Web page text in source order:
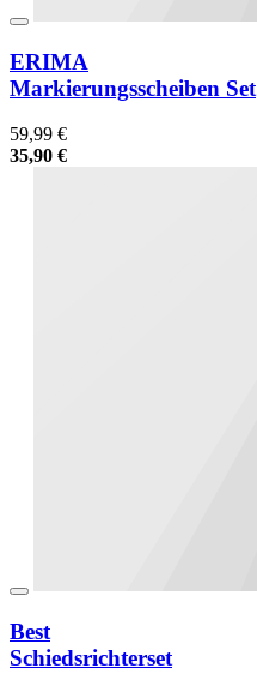
ERIMA
Markierungsscheiben Set
59,99 €
35,90 €
Best
Schiedsrichterset